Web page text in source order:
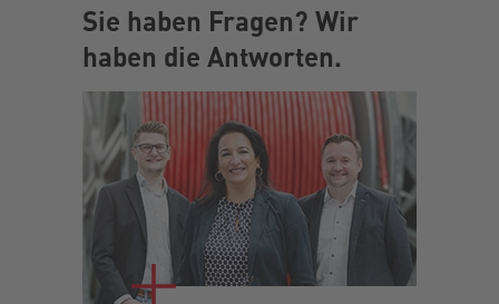
Sie haben Fragen? Wir
haben die Antworten.